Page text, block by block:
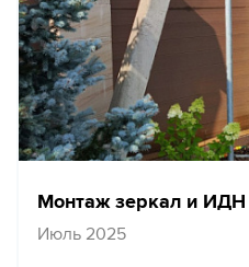
Монтаж зеркал и
Июль 2025